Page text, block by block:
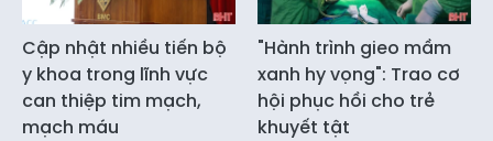
Cập nhật nhiều tiến bộ
y khoa trong lĩnh vực
can thiệp tim mạch,
mạch máu
"Hành trình gieo mầm
xanh hy vọng": Trao cơ
hội phục hồi cho trẻ
khuyết tật